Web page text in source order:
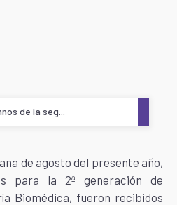
de la seg...
de agosto del presente año,
para la 2ª generación de
Biomédica, fueron recibidos